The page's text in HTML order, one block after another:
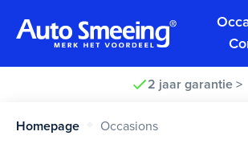
2 jaar garantie >
Homepage Occasions